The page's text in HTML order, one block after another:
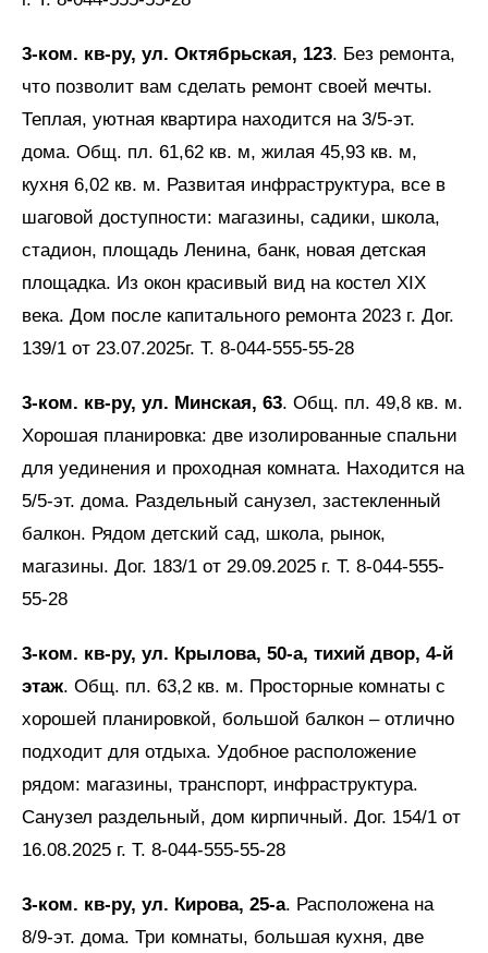
3-ком. кв-ру, ул. Октябрьская, 123. Без ремонта,
что позволит вам сделать ремонт своей мечты.
Теплая, уютная квартира находится на 3/5-эт.
дома. Общ. пл. 61,62 кв. м, жилая 45,93 кв. м,
кухня 6,02 кв. м. Развитая инфраструктура, все в
шаговой доступности: магазины, садики, школа,
стадион, площадь Ленина, банк, новая детская
площадка. Из окон красивый вид на костел ХIХ
века. Дом после капитального ремонта 2023 г. Дог.
139/1 от 23.07.2025г. Т. 8-044-555-55-28
3-ком. кв-ру, ул. Минская, 63. Общ. пл. 49,8 кв. м.
Хорошая планировка: две изолированные спальни
для уединения и проходная комната. Находится на
5/5-эт. дома. Раздельный санузел, застекленный
балкон. Рядом детский сад, школа, рынок,
магазины. Дог. 183/1 от 29.09.2025 г. Т. 8-044-555-
55-28
3-ком. кв-ру, ул. Крылова, 50-а, тихий двор, 4-й
этаж. Общ. пл. 63,2 кв. м. Просторные комнаты с
хорошей планировкой, большой балкон – отлично
подходит для отдыха. Удобное расположение
рядом: магазины, транспорт, инфраструктура.
Санузел раздельный, дом кирпичный. Дог. 154/1 от
16.08.2025 г. Т. 8-044-555-55-28
3-ком. кв-ру, ул. Кирова, 25-а. Расположена на
8/9-эт. дома. Три комнаты, большая кухня, две